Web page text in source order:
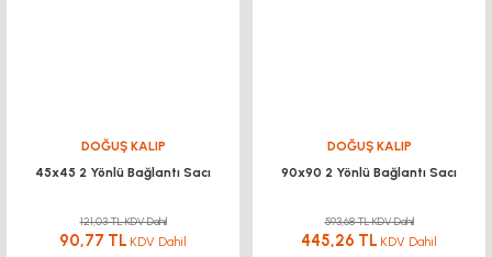
DOĞUŞ KALIP
45x45 2 Yönlü Bağlantı Sacı
121,03 TL KDV Dahil
90,77 TL KDV Dahil
DOĞUŞ KALIP
90x90 2 Yönlü Bağlantı Sacı
593,68 TL KDV Dahil
445,26 TL KDV Dahil